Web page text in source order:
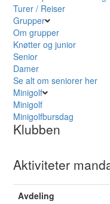
Turer / Reiser
Grupper
Om grupper
Knøtter og junior
Senior
Damer
Se alt om seniorer her
Minigolf
Minigolf
Minigolfbursdag
Klubben
Aktiviteter
Avdeling